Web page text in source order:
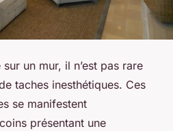
un mur, il n’est pas rare
taches inesthétiques. Ces
se manifestent
présentant une